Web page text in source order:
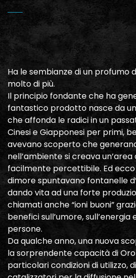
Ha le sembianze di un profumo
molto di più.
Il principio fondante che ha
fantastico prodotto nasce da
che affonda le radici in un
Cinesi e Giapponesi per primi,
avevano scoperto che
nell’ambiente si creava
facilmente percettibile. Ed
dimore spuntavano fontanelle
dando vita ad una forte
chiamati anche “ioni buoni”
benefici sull’umore,
persone.
Da qualche anno, una nuova
la sorprendente capacità di
particolari condizioni di utilizzo,